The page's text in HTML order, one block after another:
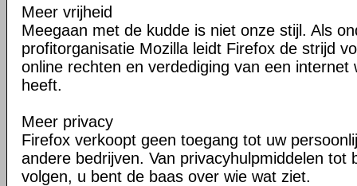
Meer vrijheid
Meegaan met de kudde is niet onze stijl. Als
profitorganisatie Mozilla leidt Firefox de strijd
online rechten en verdediging van een internet
heeft.
Meer privacy
Firefox verkoopt geen toegang tot uw
andere bedrijven. Van privacyhulpmiddelen tot
volgen, u bent de baas over wie wat ziet.